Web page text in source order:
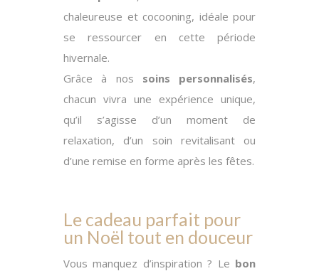
chaleureuse et cocooning, idéale pour
se ressourcer en cette période
hivernale.
Grâce à nos soins personnalisés,
chacun vivra une expérience unique,
qu’il s’agisse d’un moment de
relaxation, d’un soin revitalisant ou
d’une remise en forme après les fêtes.
Le cadeau parfait pour
un Noël tout en douceur
Vous manquez d’inspiration ? Le bon